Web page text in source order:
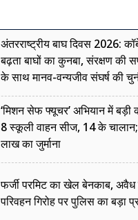
अंतरराष्ट्रीय बाघ दिवस 2026:
बढ़ता बाघों का कुनबा, संरक्षण की
के साथ मानव-वन्यजीव संघर्ष की
‘मिशन सेफ फ्यूचर’ अभियान में बड़ी
8 स्कूली वाहन सीज, 14 के
लाख का जुर्माना
फर्जी परमिट का खेल बेनकाब,
परिवहन गिरोह पर पुलिस का बड़ा